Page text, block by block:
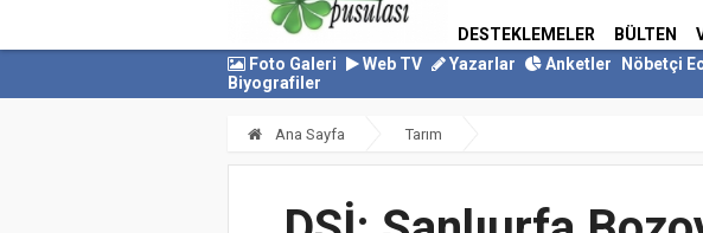
DESTEKLEMELER BÜLTEN
Foto Galeri
Web TV Yazarlar Anketler Nöbetçi
Biyografiler
Ana Sayfa Tarım